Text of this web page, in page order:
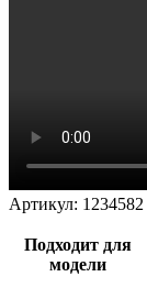
Артикул: 1234582
Подходит для
модели